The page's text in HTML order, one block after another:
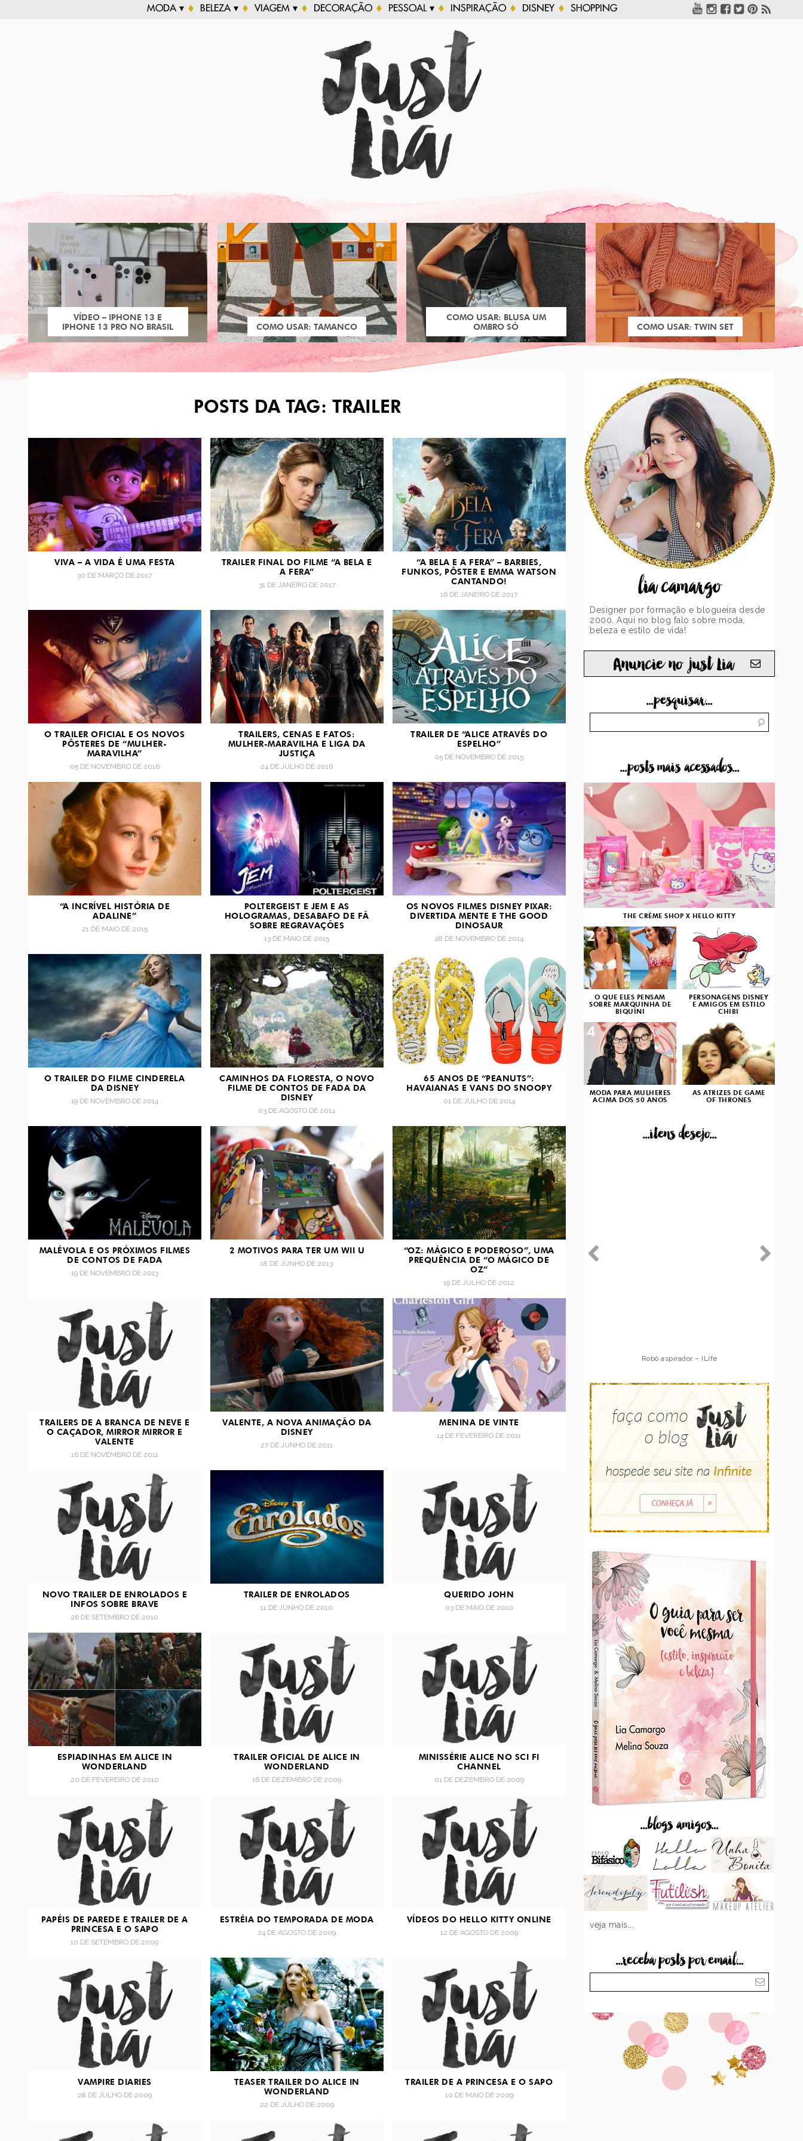
MODA ▾ BELEZA ▾ VIAGEM ▾ DECORAÇÃO PESSOAL ▾ INSPIRAÇÃO DISNEY SHOPPING
VÍDEO – IPHONE 13 E
IPHONE 13 PRO NO BRASIL
COMO USAR: TAMANCO
COMO USAR: BLUSA UM
OMBRO SÓ
COMO USAR: TWIN SET
POSTS DA TAG: TRAILER
VIVA – A VIDA É UMA FESTA
30 DE MARÇO DE 2017
TRAILER FINAL DO FILME “A BELA E
A FERA”
31 DE JANEIRO DE 2017
“A BELA E A FERA” – BARBIES,
FUNKOS, PÔSTER E EMMA WATSON
CANTANDO!
16 DE JANEIRO DE 2017
O TRAILER OFICIAL E OS NOVOS
PÔSTERES DE “MULHER-
MARAVILHA”
05 DE NOVEMBRO DE 2016
TRAILERS, CENAS E FATOS:
MULHER-MARAVILHA E LIGA DA
JUSTIÇA
24 DE JULHO DE 2016
TRAILER DE “ALICE ATRAVÉS DO
ESPELHO”
05 DE NOVEMBRO DE 2015
“A INCRÍVEL HISTÓRIA DE
ADALINE”
21 DE MAIO DE 2015
POLTERGEIST E JEM E AS
HOLOGRAMAS, DESABAFO DE FÃ
SOBRE REGRAVAÇÕES
13 DE MAIO DE 2015
OS NOVOS FILMES DISNEY PIXAR:
DIVERTIDA MENTE E THE GOOD
DINOSAUR
28 DE NOVEMBRO DE 2014
O TRAILER DO FILME CINDERELA
DA DISNEY
19 DE NOVEMBRO DE 2014
CAMINHOS DA FLORESTA, O NOVO
FILME DE CONTOS DE FADA DA
DISNEY
03 DE AGOSTO DE 2014
65 ANOS DE “PEANUTS”:
HAVAIANAS E VANS DO SNOOPY
01 DE JULHO DE 2014
MALÉVOLA E OS PRÓXIMOS FILMES
DE CONTOS DE FADA
19 DE NOVEMBRO DE 2013
2 MOTIVOS PARA TER UM WII U
18 DE JUNHO DE 2013
“OZ: MÁGICO E PODEROSO”, UMA
PREQUÊNCIA DE “O MÁGICO DE
OZ”
19 DE JULHO DE 2012
TRAILERS DE A BRANCA DE NEVE E
O CAÇADOR, MIRROR MIRROR E
VALENTE
16 DE NOVEMBRO DE 2011
VALENTE, A NOVA ANIMAÇÃO DA
DISNEY
27 DE JUNHO DE 2011
MENINA DE VINTE
14 DE FEVEREIRO DE 2011
NOVO TRAILER DE ENROLADOS E
INFOS SOBRE BRAVE
26 DE SETEMBRO DE 2010
TRAILER DE ENROLADOS
11 DE JUNHO DE 2010
QUERIDO JOHN
03 DE MAIO DE 2010
ESPIADINHAS EM ALICE IN
WONDERLAND
20 DE FEVEREIRO DE 2010
TRAILER OFICIAL DE ALICE IN
WONDERLAND
16 DE DEZEMBRO DE 2009
MINISSÉRIE ALICE NO SCI FI
CHANNEL
01 DE DEZEMBRO DE 2009
PAPÉIS DE PAREDE E TRAILER DE A
PRINCESA E O SAPO
10 DE SETEMBRO DE 2009
ESTRÉIA DO TEMPORADA DE MODA
24 DE AGOSTO DE 2009
VÍDEOS DO HELLO KITTY ONLINE
12 DE AGOSTO DE 2009
VAMPIRE DIARIES
28 DE JULHO DE 2009
TEASER TRAILER DO ALICE IN
WONDERLAND
22 DE JULHO DE 2009
TRAILER DE A PRINCESA E O SAPO
10 DE MAIO DE 2009
lia camargo
Designer por formação e blogueira desde
2000. Aqui no blog falo sobre moda,
beleza e estilo de vida!
Anuncie no just Lia
...pesquisar...
...posts mais acessados...
THE CRÈME SHOP X HELLO KITTY
1
O QUE ELES PENSAM
SOBRE MARQUINHA DE
BIQUÍNI
2
PERSONAGENS DISNEY
E AMIGOS EM ESTILO
CHIBI
3
MODA PARA MULHERES
ACIMA DOS 50 ANOS
4
AS ATRIZES DE GAME
OF THRONES
...itens desejo...
Robô aspirador – Multilaser
...blogs amigos...
veja mais...
...receba posts por email...